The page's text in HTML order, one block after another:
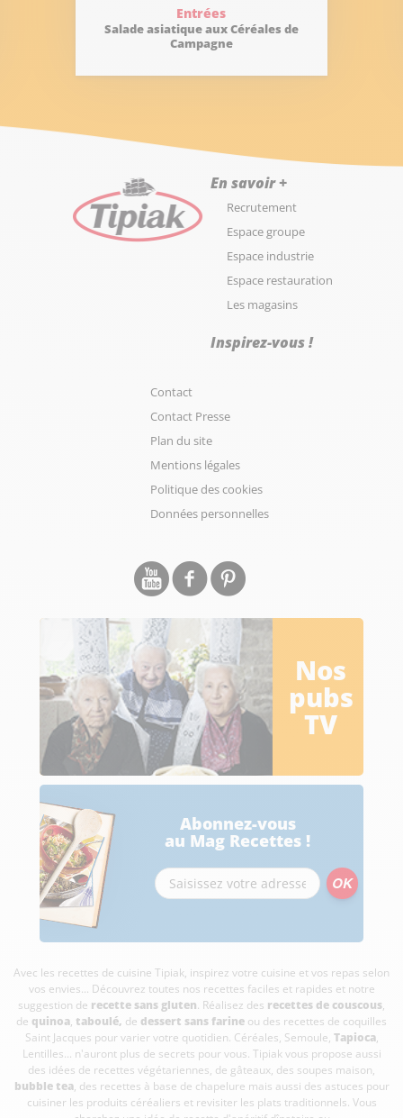
Entrées
Salade asiatique aux Céréales de
Campagne
En savoir +
Recrutement
Espace groupe
Espace industrie
Espace restauration
Les magasins
Inspirez-vous !
Contact
Contact Presse
Plan du site
Mentions légales
Politique des cookies
Données personnelles
Nos
pubs
TV
Abonnez-vous
au Mag Recettes !
Avec les recettes de cuisine Tipiak, inspirez votre cuisine et vos repas selon
vos envies... Découvrez toutes nos recettes faciles et rapides et notre
suggestion de recette sans gluten. Réalisez des recettes de couscous,
de quinoa, taboulé, de dessert sans farine ou des recettes de coquilles
Saint Jacques pour varier votre quotidien. Céréales, Semoule, Tapioca,
Lentilles... n'auront plus de secrets pour vous. Tipiak vous propose aussi
des idées de recettes végétariennes, de gâteaux, des soupes maison,
bubble tea, des recettes à base de chapelure mais aussi des astuces pour
cuisiner les produits céréaliers et revisiter les plats traditionnels. Vous